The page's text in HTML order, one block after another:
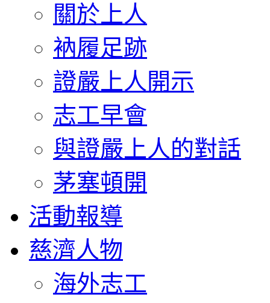
關於上人
衲履足跡
證嚴上人開示
志工早會
與證嚴上人的對話
茅塞頓開
活動報導
慈濟人物
海外志工